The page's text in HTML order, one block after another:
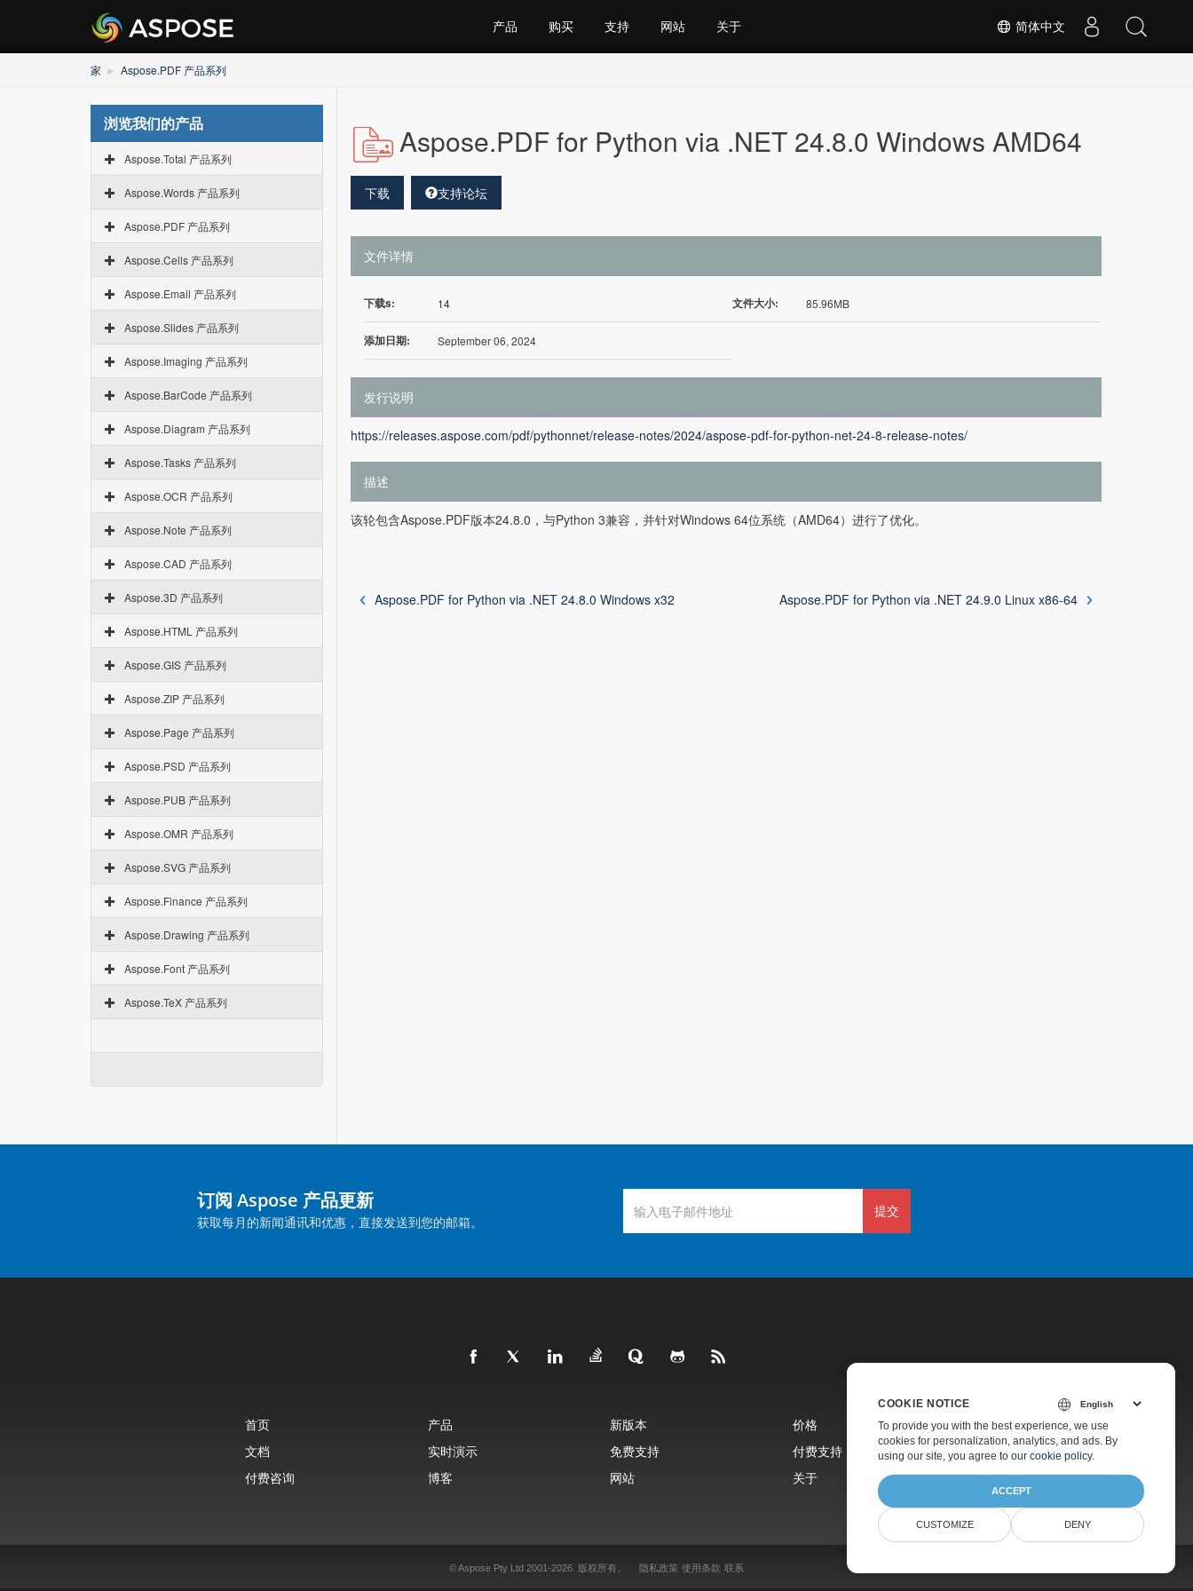
简体中文
产品 购买 支持 网站 关于
家 Aspose.PDF 产品系列
浏览我们的产品
Aspose.Total 产品系列
Aspose.Words 产品系列
Aspose.PDF 产品系列
Aspose.Cells 产品系列
Aspose.Email 产品系列
Aspose.Slides 产品系列
Aspose.Imaging 产品系列
Aspose.BarCode 产品系列
Aspose.Diagram 产品系列
Aspose.Tasks 产品系列
Aspose.OCR 产品系列
Aspose.Note 产品系列
Aspose.CAD 产品系列
Aspose.3D 产品系列
Aspose.HTML 产品系列
Aspose.GIS 产品系列
Aspose.ZIP 产品系列
Aspose.Page 产品系列
Aspose.PSD 产品系列
Aspose.PUB 产品系列
Aspose.OMR 产品系列
Aspose.SVG 产品系列
Aspose.Finance 产品系列
Aspose.Drawing 产品系列
Aspose.Font 产品系列
Aspose.TeX 产品系列
Aspose.PDF for Python via .NET 24.8.0 Windows AMD64
下载 支持论坛
文件详情
下载s: 14 文件大小: 85.96MB
添加日期: September 06, 2024
发行说明
https://releases.aspose.com/pdf/pythonnet/release-notes/2024/aspose-pdf-for-python-net-24-8-release-notes/
描述
该轮包含Aspose.PDF版本24.8.0，与Python 3兼容，并针对Windows 64位系统（AMD64）进行了优化。
Aspose.PDF for Python via .NET 24.8.0 Windows x32 Aspose.PDF for Python via .NET 24.9.0 Linux x86-64
订阅 Aspose 产品更新
获取每月的新闻通讯和优惠，直接发送到您的邮箱。
提交
首页 产品 新版本
价格
文档
实时演示 免费支持
付费支持
付费咨询
博客 网站 关于
© Aspose Pty Ltd 2001-2026. 版权所有。 隐私政策 使用条款 联系
COOKIE NOTICE
To provide you with the best experience, we use
cookies for personalization, analytics, and ads. By
using our site, you agree to our cookie policy.
ACCEPT
CUSTOMIZE DENY